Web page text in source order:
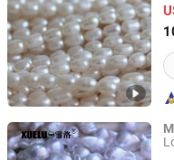
Zhejiang, China
Zhuji Xueluo Pearl